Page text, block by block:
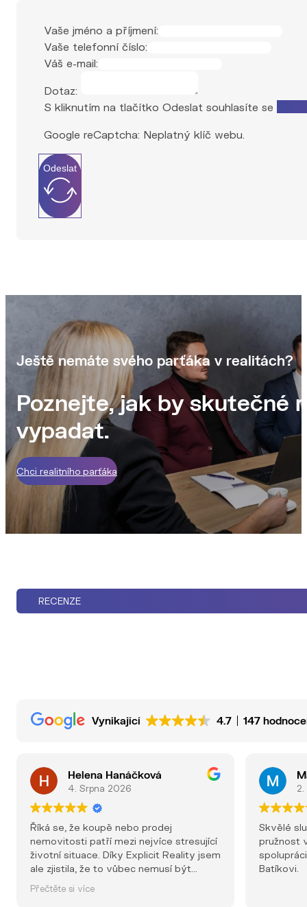
Vaše jméno a příjmení:
Vaše telefonní číslo:
Váš e-mail:
Dotaz:
S kliknutím na tlačítko Odeslat souhlasíte se
Google reCaptcha: Neplatný klíč webu.
Odeslat
Ještě nemáte svého parťáka v realitách?
Poznejte, jak by skutečné
vypadat.
Chci realitního parťáka
RECENZE
Vynikající 4.7 147
Helena Hanáčková
4. Srpna 2026
Říká se, že koupě nebo prodej
nemovitosti patří mezi nejvíce stresující
životní situace. Díky Explicit Reality jsem
ale zjistila, že to vůbec nemusí být
pravda. Už od prvního kontaktu jsem
Přečtěte si více
Skvělé
pružnost
Batíkovi.